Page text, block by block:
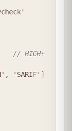
// HIGH+
, 'SARIF' ]